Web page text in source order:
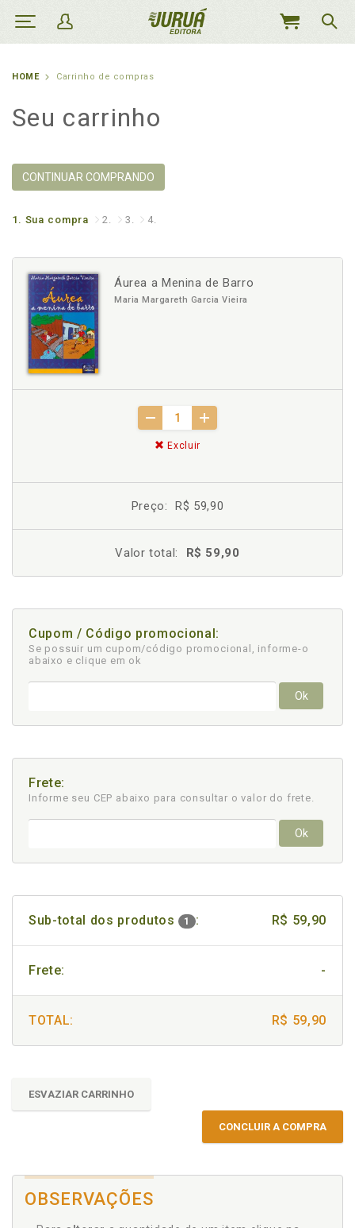
MEU
HOME Carrinho de compras
Seu carrinho
CONTINUAR COMPRANDO
1. Sua compra 2. 3. 4.
Áurea a Menina de Barro
Maria Margareth Garcia Vieira
Excluir
Preço: R$ 59,90
Valor total: R$ 59,90
Cupom / Código promocional:
Se possuir um cupom/código promocional, informe-o
abaixo e clique em ok
Ok
Frete:
Informe seu CEP abaixo para consultar o valor do frete.
Ok
Sub-total dos produtos 1 : R$ 59,90
Frete: -
TOTAL: R$ 59,90
ESVAZIAR CARRINHO
CONCLUIR A COMPRA
OBSERVAÇÕES